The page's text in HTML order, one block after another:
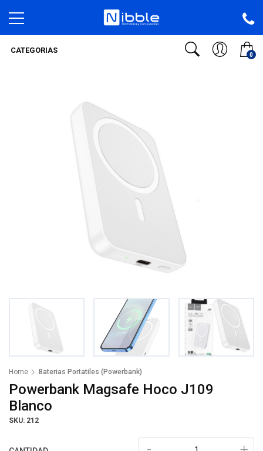
0
CATEGORIAS
Home Baterias Portatiles (Powerbank)
Powerbank Magsafe Hoco J109
Blanco
SKU: 212